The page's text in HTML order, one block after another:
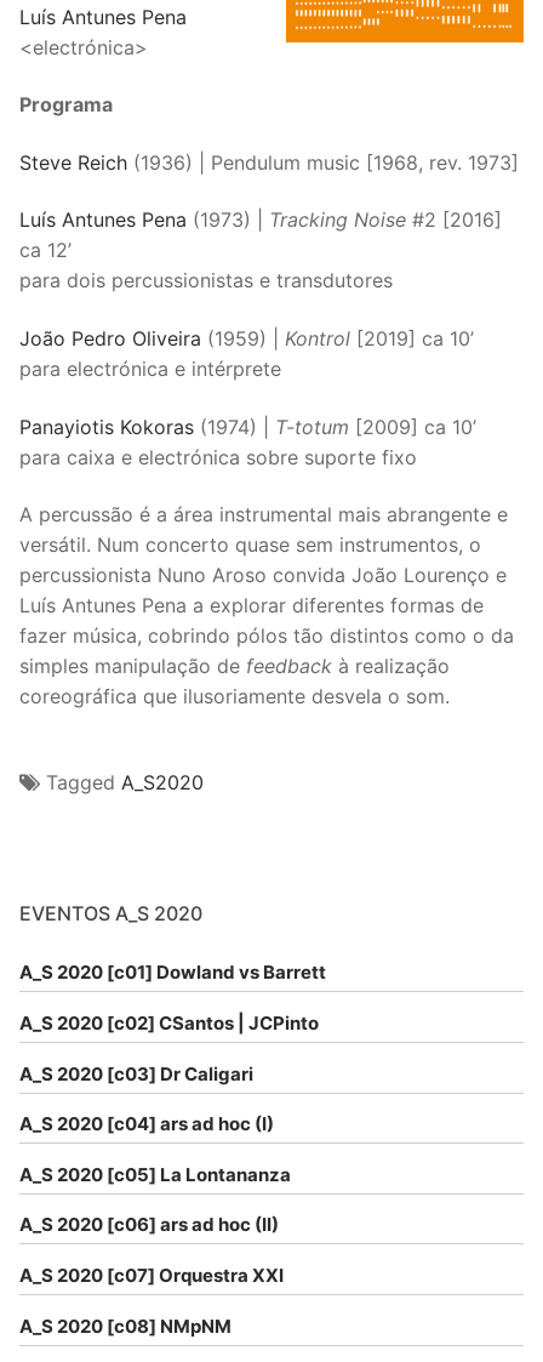
Luís Antunes Pena
<electrónica>
Programa
Steve Reich (1936) | Pendulum music [1968, rev. 1973]
Luís Antunes Pena (1973) | Tracking Noise #2 [2016]
ca 12’
para dois percussionistas e transdutores
João Pedro Oliveira (1959) | Kontrol [2019] ca 10’
para electrónica e intérprete
Panayiotis Kokoras (1974) | T-totum [2009] ca 10’
para caixa e electrónica sobre suporte fixo
A percussão é a área instrumental mais abrangente e
versátil. Num concerto quase sem instrumentos, o
percussionista Nuno Aroso convida João Lourenço e
Luís Antunes Pena a explorar diferentes formas de
fazer música, cobrindo pólos tão distintos como o da
simples manipulação de feedback à realização
coreográfica que ilusoriamente desvela o som.
Tagged A_S2020
EVENTOS A_S 2020
A_S 2020 [c01] Dowland vs Barrett
A_S 2020 [c02] CSantos | JCPinto
A_S 2020 [c03] Dr Caligari
A_S 2020 [c04] ars ad hoc (I)
A_S 2020 [c05] La Lontananza
A_S 2020 [c06] ars ad hoc (II)
A_S 2020 [c07] Orquestra XXI
A_S 2020 [c08] NMpNM